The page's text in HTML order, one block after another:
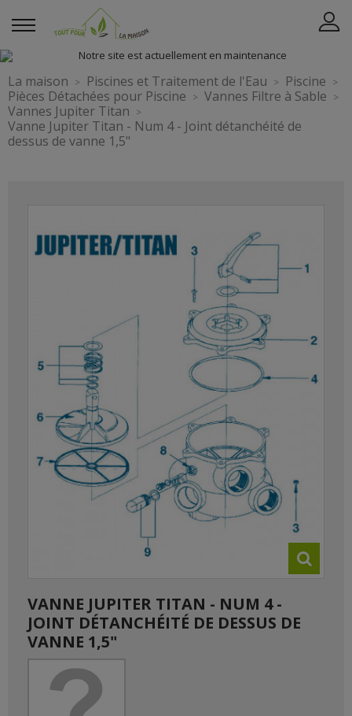
La maison Piscines et Traitement de l'Eau
Piscine
Pièces Détachées pour Piscine
Vannes Filtre à Sable
Vannes Jupiter Titan
Vanne Jupiter Titan - Num 4 - Joint détanchéité de
dessus de vanne 1,5"
VANNE JUPITER TITAN - NUM 4 -
JOINT DÉTANCHÉITÉ DE DESSUS DE
VANNE 1,5"